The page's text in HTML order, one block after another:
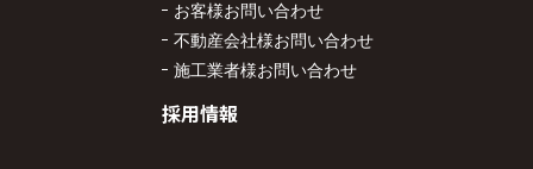
お客様お問い合わせ
不動産会社様お問い合わせ
施工業者様お問い合わせ
採用情報